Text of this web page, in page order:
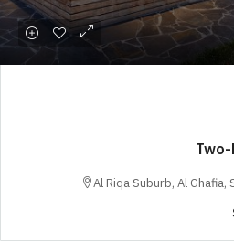
Al Riqa Suburb, Al